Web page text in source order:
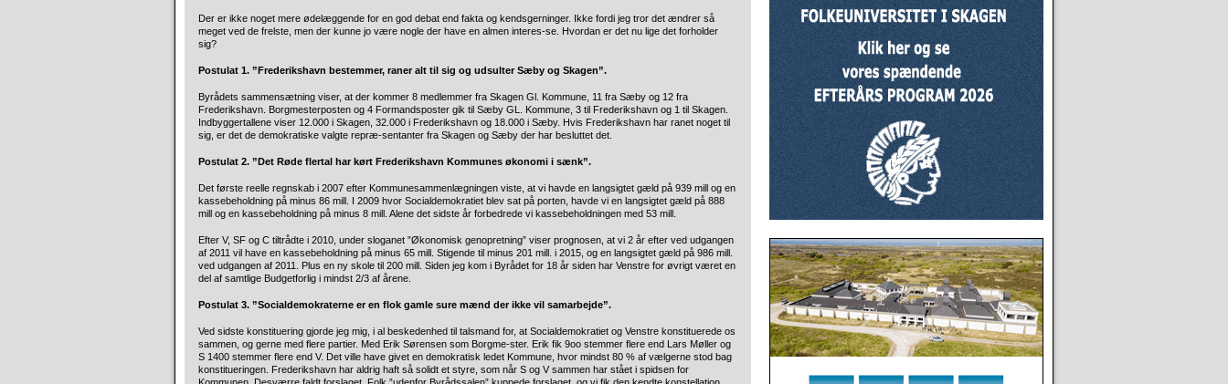
Der er ikke noget mere ødelæggende for en god debat end fakta og kendsgerninger. Ikke fordi jeg tror det ændrer så
meget ved de frelste, men der kunne jo være nogle der have en almen interes-se. Hvordan er det nu lige det forholder
sig?
Postulat 1. ”Frederikshavn bestemmer, raner alt til sig og udsulter Sæby og Skagen”.
Byrådets sammensætning viser, at der kommer 8 medlemmer fra Skagen Gl. Kommune, 11 fra Sæby og 12 fra
Frederikshavn. Borgmesterposten og 4 Formandsposter gik til Sæby GL. Kommune, 3 til Frederikshavn og 1 til Skagen.
Indbyggertallene viser 12.000 i Skagen, 32.000 i Frederikshavn og 18.000 i Sæby. Hvis Frederikshavn har ranet noget til
sig, er det de demokratiske valgte repræ-sentanter fra Skagen og Sæby der har besluttet det.
Postulat 2. ”Det Røde flertal har kørt Frederikshavn Kommunes økonomi i sænk”.
Det første reelle regnskab i 2007 efter Kommunesammenlægningen viste, at vi havde en langsigtet gæld på 939 mill og en
kassebeholdning på minus 86 mill. I 2009 hvor Socialdemokratiet blev sat på porten, havde vi en langsigtet gæld på 888
mill og en kassebeholdning på minus 8 mill. Alene det sidste år forbedrede vi kassebeholdningen med 53 mill.
Efter V, SF og C tiltrådte i 2010, under sloganet ”Økonomisk genopretning” viser prognosen, at vi 2 år efter ved udgangen
af 2011 vil have en kassebeholdning på minus 65 mill. Stigende til minus 201 mill. i 2015, og en langsigtet gæld på 986 mill.
ved udgangen af 2011. Plus en ny skole til 200 mill. Siden jeg kom i Byrådet for 18 år siden har Venstre for øvrigt været en
del af samtlige Budgetforlig i mindst 2/3 af årene.
Postulat 3. ”Socialdemokraterne er en flok gamle sure mænd der ikke vil samarbejde”.
Ved sidste konstituering gjorde jeg mig, i al beskedenhed til talsmand for, at Socialdemokratiet og Venstre konstituerede os
sammen, og gerne med flere partier. Med Erik Sørensen som Borgme-ster. Erik fik 9oo stemmer flere end Lars Møller og
S 1400 stemmer flere end V. Det ville have givet en demokratisk ledet Kommune, hvor mindst 80 % af vælgerne stod bag
konstitueringen. Frederikshavn har aldrig haft så solidt et styre, som når S og V sammen har stået i spidsen for